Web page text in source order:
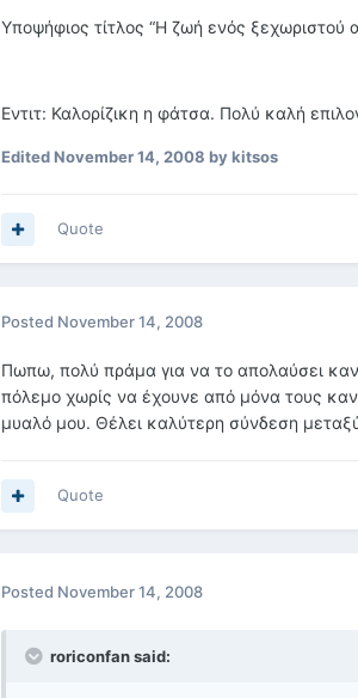
Υποψήφιος τίτλος “Η ζωή ενός ξεχωριστού
Εντιτ: Καλορίζικη η φάτσα. Πολύ καλή
EditedNovember 14, 2008 by kitsos
Quote
Posted November 14, 2008
Πωπω, πολύ πράμα για να το απολαύσει
πόλεμο χωρίς να έχουνε από μόνα τους
μυαλό μου. Θέλει καλύτερη σύνδεση
Quote
Posted November 14, 2008
roriconfan said: